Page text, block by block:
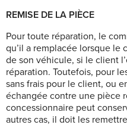
REMISE DE LA PIÈCE
Pour toute réparation, le
qu’il a remplacée lorsque le
de son véhicule, si le client
réparation. Toutefois, pour
sans frais pour le client, ou
échangée contre une pièce
concessionnaire peut
autres cas, il doit les